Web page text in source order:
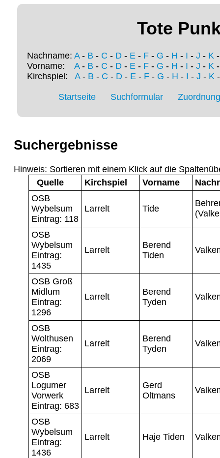
Tote
Nachname: A- B - C - D - E - F - G - H - I - J - K
Vorname: A- B - C - D - E - F - G - H - I - J - K
Kirchspiel: A- B - C - D- E- F- G - H - I - J - K
Startseite Suchformular
Suchergebnisse
Hinweis: Sortieren mit einem Klick auf die
Quelle
Kirchspiel Vorname
OSB
Wybelsum
Eintrag: 118
Larrelt Tide
OSB
Wybelsum
Eintrag:
1435
Larrelt
Berend
Tiden
OSB Groß
Midlum
Eintrag:
1296
Larrelt
Berend
Tyden
OSB
Wolthusen
Eintrag:
2069
Larrelt
Berend
Tyden
OSB
Logumer
Vorwerk
Eintrag: 683
Larrelt
Gerd
Oltmans
OSB
Wybelsum
Eintrag:
1436
Larrelt Haje Tiden